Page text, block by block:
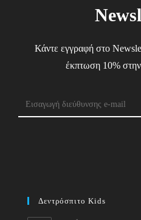
Κάντε εγγραφή στο
έκπτωση 10%
Δεντρόσπιτο Kids